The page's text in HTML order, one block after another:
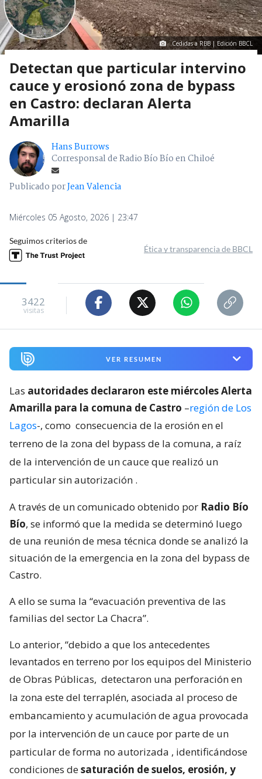
Cedidas a RBB | Edición BBCL
Detectan que particular intervino
cauce y erosionó zona de bypass
en Castro: declaran Alerta
Amarilla
Hans Burrows
Corresponsal de Radio Bío Bío en Chiloé
Publicado porJean Valencia
Miércoles 05 Agosto, 2026 | 23:47
Seguimos criterios de
Ética y transparencia de BBCL
3422
visitas
VER RESUMEN
Las autoridades declararon este miércoles Alerta
Amarilla para la comuna de Castro –región de Los
Lagos-, como consecuencia de la erosión en el
terreno de la zona del bypass de la comuna, a raíz
de la intervención de un cauce que realizó un
particular sin autorización .
A través de un comunicado obtenido por Radio Bío
Bío, se informó que la medida se determinó luego
de una reunión de mesa técnica donde se analizó la
situación de la emergencia en la zona del bypass de
Castro.
A ello se suma la “evacuación preventiva de las
familias del sector La Chacra”.
Lo anterior, “debido a que los antecedentes
levantados en terreno por los equipos del Ministerio
de Obras Públicas, detectaron una perforación en
la zona este del terraplén, asociada al proceso de
embancamiento y acumulación de agua provocada
por la intervención de un cauce por parte de un
particular de forma no autorizada , identificándose
condiciones desaturación de suelos, erosión, y